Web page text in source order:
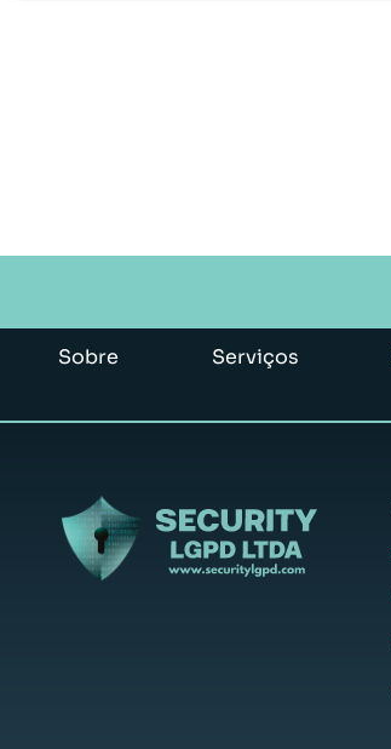
Sobre Serviços